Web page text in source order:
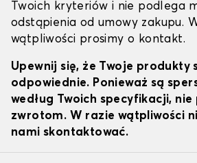
Twoich kryteriów i nie podlega
odstąpienia od umowy zakupu.
wątpliwości prosimy o kontakt.
Upewnij się, że Twoje produkty
odpowiednie. Ponieważ są
według Twoich specyfikacji,
zwrotom. W razie wątpliwości
nami skontaktować.